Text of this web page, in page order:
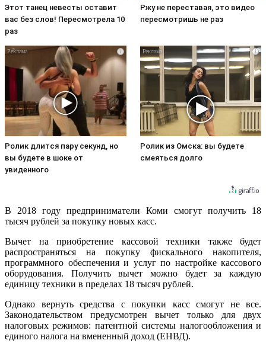
Этот танец невесты оставит
вас без слов! Пересмотрела 10
раз
Ржу не переставая, это видео
пересмотришь не раз
i
Ролик длится пару секунд, но
вы будете в шоке от
увиденного
i
Ролик из Омска: вы будете
смеяться долго
В 2018 году предприниматели Коми смогут получить 18
тысяч рублей за покупку новых касс.
Вычет на приобретение кассовой техники также будет
распространяться на покупку фискального накопителя,
программного обеспечения и услуг по настройке кассового
оборудования. Получить вычет можно будет за каждую
единицу техники в пределах 18 тысяч рублей.
Однако вернуть средства с покупки касс смогут не все.
Законодательством предусмотрен вычет только для двух
налоговых режимов: патентной системы налогообложения и
единого налога на вмененный доход (ЕНВД).